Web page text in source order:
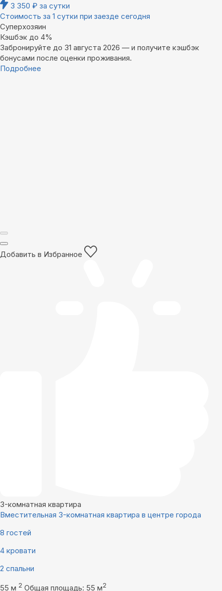
3 350 ₽ за сутки
Стоимость за 1 сутки при заезде сегодня
Суперхозяин
Кэшбэк до 4%
Забронируйте до 31 августа 2026 — и получите кэшбэк
бонусами после оценки проживания.
Подробнее
Добавить в Избранное
3-комнатная квартира
Вместительная 3-комнатная квартира в центре гоpода
8 гостей
4 кровати
2 спальни
55 м 2 Общая площадь: 55 м2